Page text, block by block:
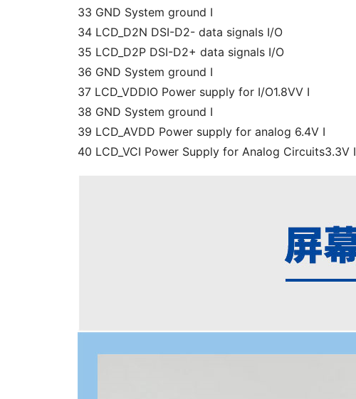
33 GND System ground I
34 LCD_D2N DSI-D2- data signals I/O
35 LCD_D2P DSI-D2+ data signals I/O
36 GND System ground I
37 LCD_VDDIO Power supply for I/O1.8VV I
38 GND System ground I
39 LCD_AVDD Power supply for analog 6.4V I
40 LCD_VCI Power Supply for Analog Circuits3.3V I